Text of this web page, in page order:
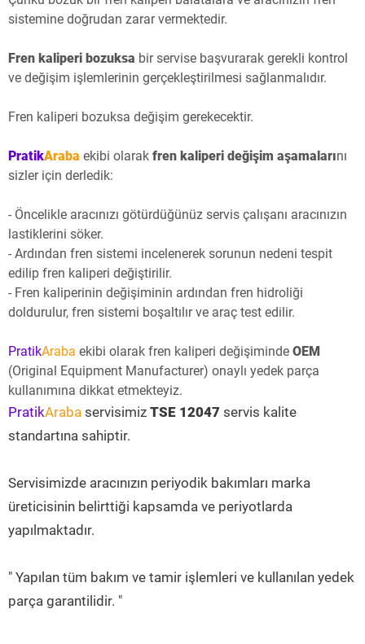
sistemine doğrudan zarar vermektedir.
Fren kaliperi bozuksa bir servise başvurarak gerekli kontrol
ve değişim işlemlerinin gerçekleştirilmesi sağlanmalıdır.
Fren kaliperi bozuksa değişim gerekecektir.
PratikAraba ekibi olarak fren kaliperi değişim aşamalarını
sizler için derledik:
- Öncelikle aracınızı götürdüğünüz servis çalışanı aracınızın
lastiklerini söker.
- Ardından fren sistemi incelenerek sorunun nedeni tespit
edilip fren kaliperi değiştirilir.
- Fren kaliperinin değişiminin ardından fren hidroliği
doldurulur, fren sistemi boşaltılır ve araç test edilir.
PratikAraba ekibi olarak fren kaliperi değişiminde OEM
(Original Equipment Manufacturer) onaylı yedek parça
kullanımına dikkat etmekteyiz.
PratikAraba servisimiz TSE 12047 servis kalite
standartına sahiptir.
Servisimizde aracınızın periyodik bakımları marka
üreticisinin belirttiği kapsamda ve periyotlarda
yapılmaktadır.
" Yapılan tüm bakım ve tamir işlemleri ve kullanılan yedek
parça garantilidir. "